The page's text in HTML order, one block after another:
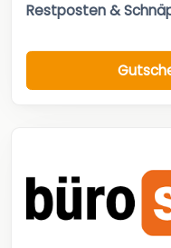
Restposten &